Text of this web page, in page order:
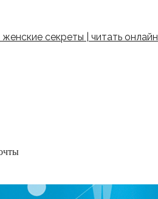
секреты | читать онлайн